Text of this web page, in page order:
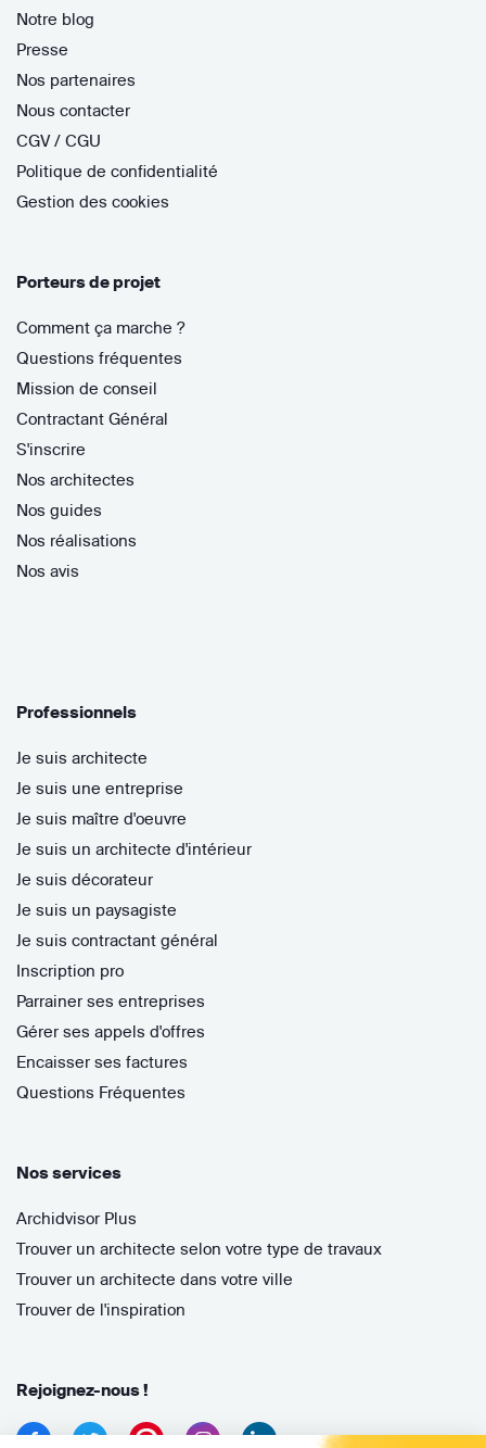
Notre blog
Presse
Nos partenaires
Nous contacter
CGV / CGU
Politique de confidentialité
Gestion des cookies
Porteurs de projet
Comment ça marche ?
Questions fréquentes
Mission de conseil
Contractant Général
S'inscrire
Nos architectes
Nos guides
Nos réalisations
Nos avis
Professionnels
Je suis architecte
Je suis une entreprise
Je suis maître d'oeuvre
Je suis un architecte d'intérieur
Je suis décorateur
Je suis un paysagiste
Je suis contractant général
Inscription pro
Parrainer ses entreprises
Gérer ses appels d'offres
Encaisser ses factures
Questions Fréquentes
Nos services
Archidvisor Plus
Trouver un architecte selon votre type de travaux
Trouver un architecte dans votre ville
Trouver de l'inspiration
Rejoignez-nous !